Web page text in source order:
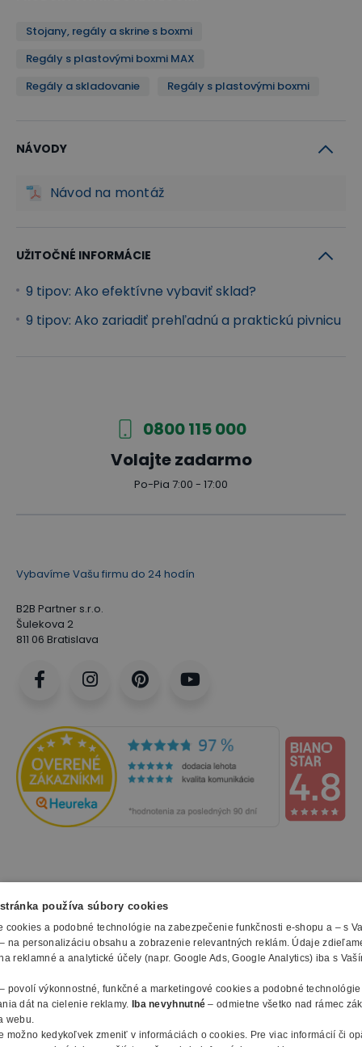
Stojany, regály a skrine s boxmi
Regály s plastovými boxmi MAX
Regály a skladovanie
Regály s plastovými boxmi
NÁVODY
Návod na montáž
UŽITOČNÉ INFORMÁCIE
9 tipov: Ako efektívne vybaviť sklad?
9 tipov: Ako zariadiť prehľadnú a praktickú pivnicu
0800 115 000
Volajte zadarmo
Po-Pia 7:00 - 17:00
Vybavíme Vašu firmu do 24 hodín
B2B Partner s.r.o.
Šulekova 2
811 06 Bratislava
NAKUPOVANIE
Všetko o nákupe
Obchodné podmienky
Doprava a montáž
Spôsoby platby
Záruky, servis a reklamácie
Ochrana osobných údajov
SLUŽBY
Reklamačný formulár
E-procurement
Vlastná výroba nábytku
O FIRME
O nás
Kontakty
používa súbory cookies
cookies a podobné technológie na zabezpečenie funkčnosti e-shopu a – s
na personalizáciu obsahu a zobrazenie relevantných reklám. Údaje
reklamné a analytické účely (napr. Google Ads, Google Analytics) iba s
povolí výkonnostné, funkčné a marketingové cookies a podobné
dát na cielenie reklamy.
Iba nevyhnutné – odmietne všetko nad rámec
webu.
možno kedykoľvek zmeniť v informáciách o cookies. Pre viac informácií či